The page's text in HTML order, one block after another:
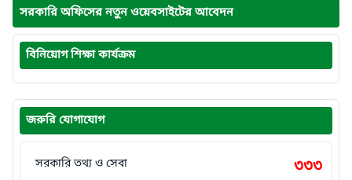
সরকারি অফিসের নতুন ওয়েবসাইটের আবেদন
বিনিয়োগ শিক্ষা কার্যক্রম
জরুরি যোগাযোগ
সরকারি তথ্য ও সেবা ৩৩৩